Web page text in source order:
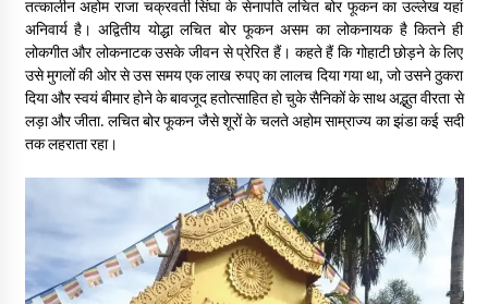
तत्कालीन अहोम राजा चक्रवर्ती सिंघा के सेनापति लचित बोर फूकन का उल्लेख यहां
अनिवार्य है। अद्वितीय योद्धा लचित बोर फूकन असम का लोकनायक है कितने ही
लोकगीत और लोकनाटक उसके जीवन से प्रेरित हैं। कहते हैं कि गोहाटी छोड़ने के लिए
उसे मुगलों की ओर से उस समय एक लाख रुपए का लालच दिया गया था, जो उसने ठुकरा
दिया और स्वयं बीमार होने के बावजूद हतोत्साहित हो चुके सैनिकों के साथ अद्भुत वीरता से
लड़ा और जीता. लचित बोर फूकन जैसे शूरों के चलते अहोम साम्राज्य का झंडा कई सदी
तक लहराता रहा।